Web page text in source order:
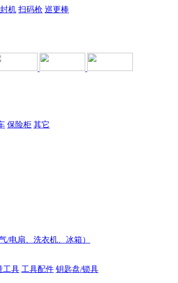
机 扫码枪 巡更棒
保险柜 其它
/电扇、洗衣机、冰箱）
工具 工具配件 钥匙盘/锁具